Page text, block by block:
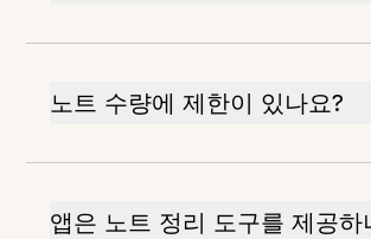
노트 수량에 제한이 있나요?
앱은 노트 정리 도구를 제공하